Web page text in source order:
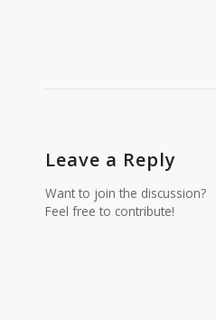
Leave a Reply
Want to join the discussion?
Feel free to contribute!